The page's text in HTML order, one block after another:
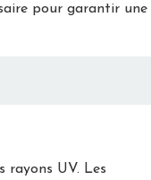
pour garantir une
UV. Les